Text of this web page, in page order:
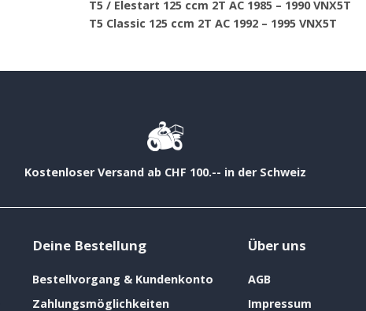
T5 / Elestart 125 ccm 2T AC 1985 – 1990 VNX5T
T5 Classic 125 ccm 2T AC 1992 – 1995 VNX5T
Kostenloser Versand ab CHF 100.-- in der Schweiz
Deine Bestellung
Bestellvorgang & Kundenkonto
Zahlungsmöglichkeiten
Über uns
AGB
Impressum